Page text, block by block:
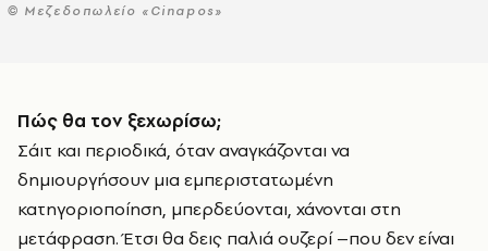
© Μεζεδοπωλείο «Cinapos»
Πώς θα τον ξεχωρίσω;
Σάιτ και περιοδικά, όταν αναγκάζονται να
δημιουργήσουν μια εμπεριστατωμένη
κατηγοριοποίηση, μπερδεύονται, χάνονται στη
μετάφραση. Έτσι θα δεις παλιά ουζερί –που δεν είναι